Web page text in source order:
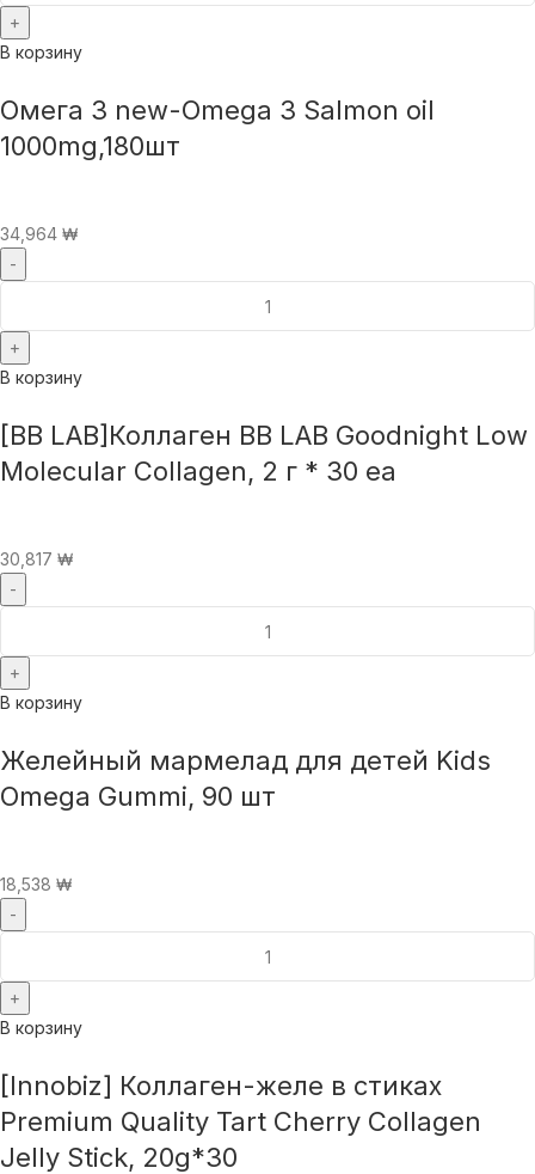
В корзину
Омега 3 new-Omega 3 Salmon oil
1000mg,180шт
34,964 ₩
В корзину
[BB LAB]Коллаген BB LAB Goodnight Low
Molecular Collagen, 2 г * 30 ea
30,817 ₩
В корзину
Желейный мармелад для детей Kids
Omega Gummi, 90 шт
18,538 ₩
В корзину
[Innobiz] Коллаген-желе в стиках
Premium Quality Tart Cherry Collagen
Jelly Stick, 20g*30